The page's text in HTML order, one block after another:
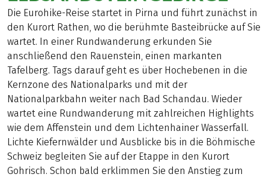
Die Eurohike-Reise startet in Pirna und führt zunächst in
den Kurort Rathen, wo die berühmte Basteibrücke auf Sie
wartet. In einer Rundwanderung erkunden Sie
anschließend den Rauenstein, einen markanten
Tafelberg. Tags darauf geht es über Hochebenen in die
Kernzone des Nationalparks und mit der
Nationalparkbahn weiter nach Bad Schandau. Wieder
wartet eine Rundwanderung mit zahlreichen Highlights
wie dem Affenstein und dem Lichtenhainer Wasserfall.
Lichte Kiefernwälder und Ausblicke bis in die Böhmische
Schweiz begleiten Sie auf der Etappe in den Kurort
Gohrisch. Schon bald erklimmen Sie den Anstieg zum